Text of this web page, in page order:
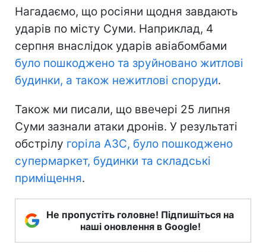
Нагадаємо, що росіяни щодня завдають
ударів по місту Суми. Наприклад, 4
серпня внаслідок ударів авіабомбами
було пошкоджено та зруйновано житлові
будинки, а також нежитлові споруди.
Також ми писали, що ввечері 25 липня
Суми зазнали атаки дронів. У результаті
обстрілу горіла АЗС, було пошкоджено
супермаркет, будинки та складські
приміщення.
Не пропустіть головне! Підпишіться на
наші оновлення в Google!